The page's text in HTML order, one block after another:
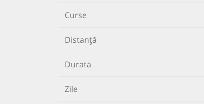
Curse
Distanță
Durată
Zile